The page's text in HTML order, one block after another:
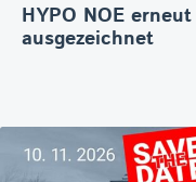
HYPO NOE
ausgezeichnet